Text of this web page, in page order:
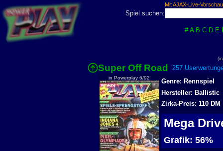
Mit AJAX-Live-
Spiel suchen:
# A B C D E
Super Off Road 257
in Powerplay 6/92
Genre: Rennspiel
Hersteller: Ballistic
Zirka-Preis: 110 DM
Mega
Grafik: 56%